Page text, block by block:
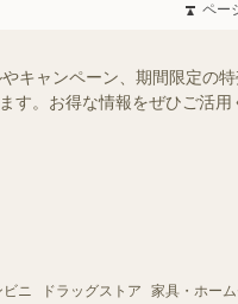
ペー
キャンペーン、期間限定の
す。お得な情報をぜひご活用
ビニ ドラッグストア 家具・ホー